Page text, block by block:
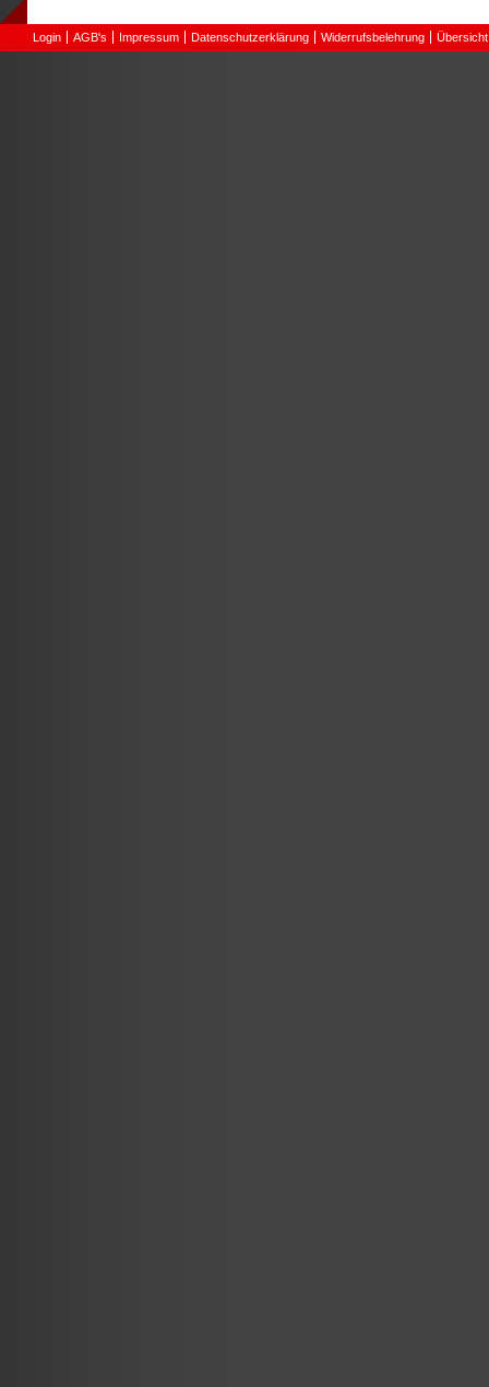
Login AGB's Impressum Datenschutzerklärung Widerrufsbelehrung